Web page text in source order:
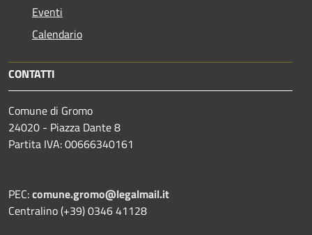
Eventi
Calendario
CONTATTI
Comune di Gromo
24020 - Piazza Dante 8
Partita IVA: 00666340161
PEC:comune.gromo@legalmail.it
Centralino (+39) 0346 41128